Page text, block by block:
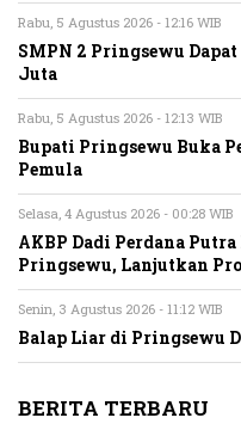
Rabu, 5 Agustus 2026 - 12:16 WIB
SMPN 2 Pringsewu
Juta
Rabu, 5 Agustus 2026 - 12:13 WIB
Bupati Pringsewu Buka
Pemula
Selasa, 4 Agustus 2026 - 00:28 WIB
AKBP Dadi Perdana
Pringsewu, Lanjutkan
Senin, 3 Agustus 2026 - 11:12 WIB
Balap Liar di Pringsewu
BERITA TERBARU